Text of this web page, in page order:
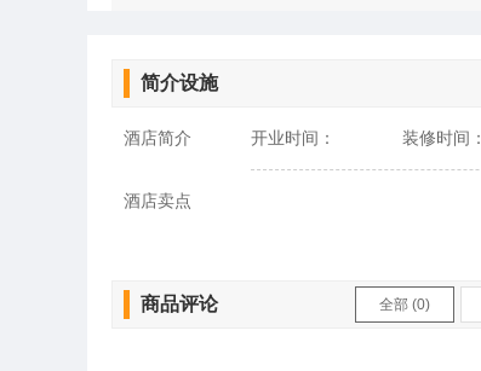
简介设施
酒店简介 开业时间： 装修时间：
酒店卖点
商品评论 全部 (0)